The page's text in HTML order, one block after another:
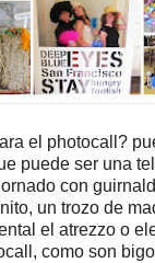
el photocall?
puede ser una
con
un trozo de
el atrezzo o
como son